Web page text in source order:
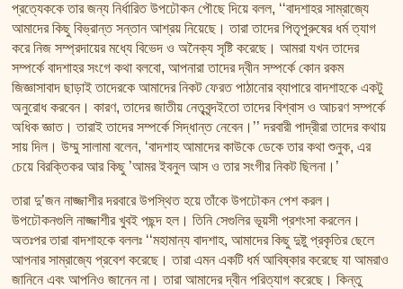
প্রত্যেককে তার জন্য নির্ধারিত উপঢৌকন পৌছে দিয়ে বলল, ‘‘বাদশাহর সাম্রাজ্যে
আমাদের কিছু বিভ্রান্ত সন্তান আশ্রয় নিয়েছে। তারা তাদের পিতৃপুরুষের ধর্ম ত্যাগ
করে নিজ সম্প্রদায়ের মধ্যে বিভেদ ও অনৈক্য সৃষ্টি করেছে। আমরা যখন তাদের
সম্পর্কে বাদশাহর সংগে কথা বলবো, আপনারা তাদের দ্বীন সম্পর্কে কোন রকম
জিজ্ঞাসাবাদ ছাড়াই তাদেরকে আমাদের নিকট ফেরত পাঠানোর ব্যাপারে বাদশাহকে একটু
অনুরোধ করবেন। কারণ, তাদের জাতীয় নেতৃবৃন্দইতো তাদের বিশ্বাস ও আচরণ সম্পর্কে
অধিক জ্ঞাত। তারাই তাদের সম্পর্কে সিদ্ধান্ত নেবেন।’’ দরবারী পাদ্রীরা তাদের কথায়
সায় দিল। উম্মু সালামা বলেন, ‘বাদশাহ আমাদের কাউকে ডেকে তার কথা শুনুক, এর
চেয়ে বিরক্তিকর আর কিছু ’আমর ইবনুল আস ও তার সংগীর নিকট ছিলনা।’
তারা দু’জন নাজ্জাশীর দরবারে উপস্থিত হয়ে তাঁকে উপঢৌকন পেশ করল।
উপঢৌকনগুলি নাজ্জাশীর খুবই পছন্দ হল। তিনি সেগুলির ভূয়সী প্রশংসা করলেন।
অতঃপর তারা বাদশাহকে বললঃ ‘‘মহামান্য বাদশাহ, আমাদের কিছু দুষ্টু প্রকৃতির ছেলে
আপনার সাম্রাজ্যে প্রবেশ করেছে। তারা এমন একটি ধর্ম আবিষ্কার করেছে যা আমরাও
জানিনে এবং আপনিও জানেন না। তারা আমাদের দ্বীন পরিত্যাগ করেছে। কিন্তু